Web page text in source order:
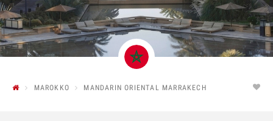
MAROKKO MANDARIN ORIENTAL MARRAKECH
Nachname*